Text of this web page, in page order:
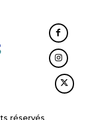
réservés